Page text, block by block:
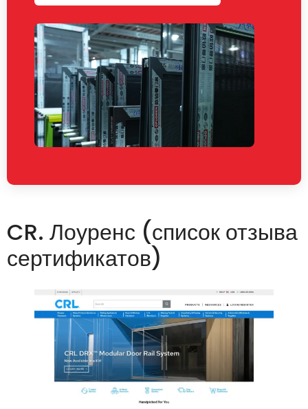
CR. Лоуренс (список отзыва
сертификатов)